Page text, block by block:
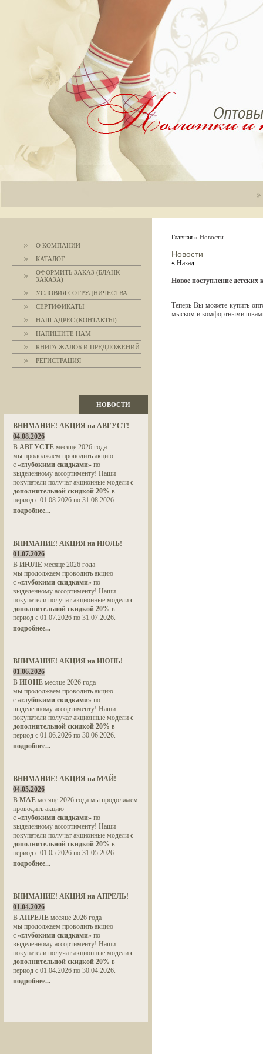
О КОМПАНИИ
КАТАЛОГ
ОФОРМИТЬ ЗАКАЗ (БЛАНК
ЗАКАЗА)
УСЛОВИЯ СОТРУДНИЧЕСТВА
СЕРТИФИКАТЫ
НАШ АДРЕС (КОНТАКТЫ)
НАПИШИТЕ НАМ
КНИГА ЖАЛОБ И ПРЕДЛОЖЕНИЙ
РЕГИСТРАЦИЯ
НОВОСТИ
ВНИМАНИЕ! АКЦИЯ на АВГУСТ!
04.08.2026
В АВГУСТЕ месяце 2026 года
мы продолжаем проводить акцию
с «глубокими скидками» по
выделенному ассортименту! Наши
покупатели получат акционные модели с
дополнительной скидкой 20% в
период с 01.08.2026 по 31.08.2026.
подробнее...
ВНИМАНИЕ! АКЦИЯ на ИЮЛЬ!
01.07.2026
В ИЮЛЕ месяце 2026 года
мы продолжаем проводить акцию
с «глубокими скидками» по
выделенному ассортименту! Наши
покупатели получат акционные модели с
дополнительной скидкой 20% в
период с 01.07.2026 по 31.07.2026.
подробнее...
ВНИМАНИЕ! АКЦИЯ на ИЮНЬ!
01.06.2026
В ИЮНЕ месяце 2026 года
мы продолжаем проводить акцию
с «глубокими скидками» по
выделенному ассортименту! Наши
покупатели получат акционные модели с
дополнительной скидкой 20% в
период с 01.06.2026 по 30.06.2026.
подробнее...
ВНИМАНИЕ! АКЦИЯ на МАЙ!
04.05.2026
В МАЕ месяце 2026 года мы продолжаем
проводить акцию
с «глубокими скидками» по
выделенному ассортименту! Наши
покупатели получат акционные модели с
дополнительной скидкой 20% в
период с 01.05.2026 по 31.05.2026.
подробнее...
ВНИМАНИЕ! АКЦИЯ на АПРЕЛЬ!
01.04.2026
В АПРЕЛЕ месяце 2026 года
мы продолжаем проводить акцию
с «глубокими скидками» по
выделенному ассортименту! Наши
покупатели получат акционные модели с
дополнительной скидкой 20% в
период с 01.04.2026 по 30.04.2026.
подробнее...
Главная » Новости
Новости
« Назад
Новое поступление детских
Теперь Вы можете купить
мыском и комфортными